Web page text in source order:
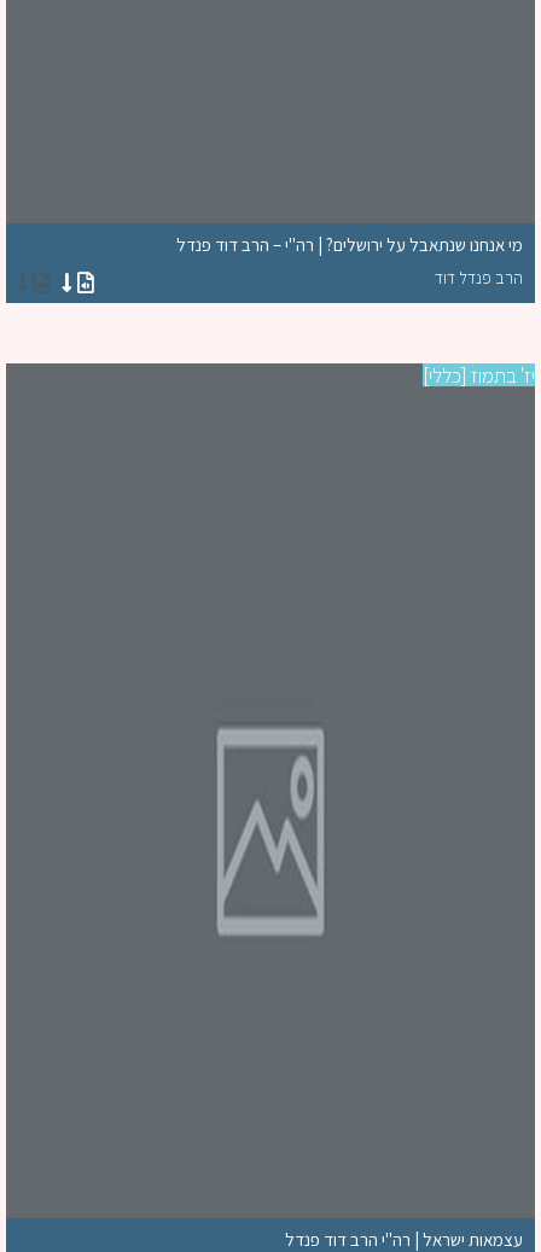
מי אנחנו שנתאבל על ירושלים? | רה"י – הרב דוד פנדל
הרב פנדל דוד
בתמוז [כללי]
עצמאות ישראל | רה"י הרב דוד פנדל